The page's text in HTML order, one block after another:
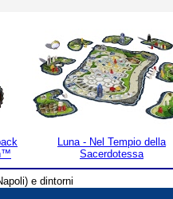
Luna - Nel Tempio della
Sacerdotessa
e dintorni